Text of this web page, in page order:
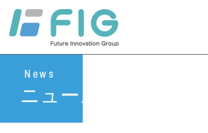
News
ニュース